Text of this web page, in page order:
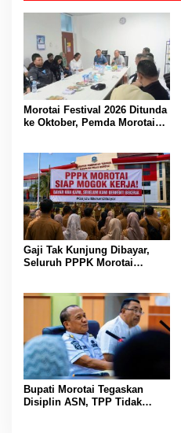
Morotai Festival 2026 Ditunda
ke Oktober, Pemda Morotai
Gaji Tak Kunjung Dibayar,
Seluruh PPPK Morotai
Bupati Morotai Tegaskan
Disiplin ASN, TPP Tidak